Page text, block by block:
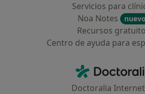
Servicios para
Noa Notes
nuevo
Recursos
Centro de ayuda para
Doctoralia
Doctoralia Internet